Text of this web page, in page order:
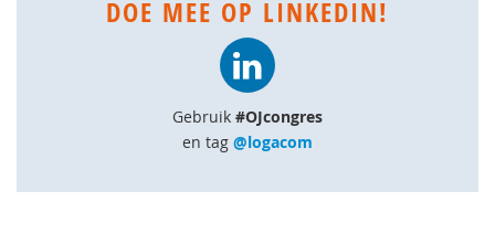
DOE MEE OP LINKEDIN!
Gebruik #OJcongres
en tag @logacom